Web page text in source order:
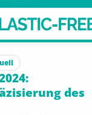
Unternehmen
des